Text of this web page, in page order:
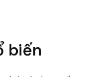
biến